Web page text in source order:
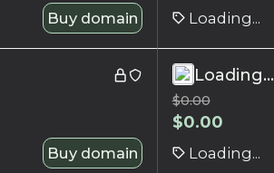
Buy domain Loading...
Buy domain
Loading...
$0.00
$0.00
Loading...